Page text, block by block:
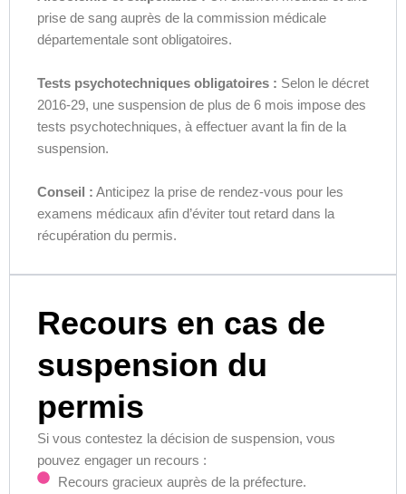
prise de sang auprès de la commission médicale
départementale sont obligatoires.
Tests psychotechniques obligatoires : Selon le décret
2016-29, une suspension de plus de 6 mois impose des
tests psychotechniques, à effectuer avant la fin de la
suspension.
Conseil : Anticipez la prise de rendez-vous pour les
examens médicaux afin d’éviter tout retard dans la
récupération du permis.
Recours en cas de
suspension du
permis
Si vous contestez la décision de suspension, vous
pouvez engager un recours :
Recours gracieux auprès de la préfecture.